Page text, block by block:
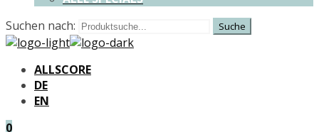
Suchen nach:
ALLSCORE
DE
EN
0